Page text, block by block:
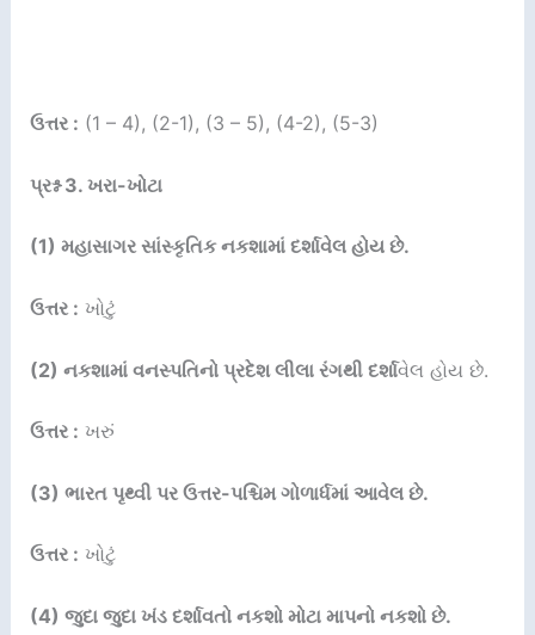
ઉત્તર : (1 – 4), (2-1), (3 – 5), (4-2), (5-3)
પ્રશ્ન 3. ખરા-ખોટા
(1) મહાસાગર સાંસ્કૃતિક નકશામાં દર્શાવેલ હોય છે.
ઉત્તર : ખોટું
(2) નકશામાં વનસ્પતિનો પ્રદેશ લીલા રંગથી દર્શાવેલ હોય છે.
ઉત્તર : ખરું
(3) ભારત પૃથ્વી પર ઉત્તર-પશ્ચિમ ગોળાર્ધમાં આવેલ છે.
ઉત્તર : ખોટું
(4) જુદા જુદા ખંડ દર્શાવતો નકશો મોટા માપનો નકશો છે.